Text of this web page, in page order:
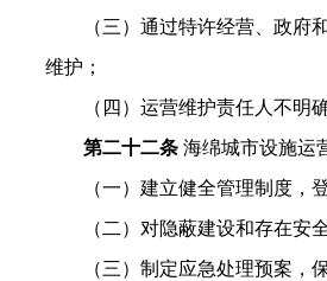
（三）通过特许经营、政
维护；
（四）运营维护责任人不明
第二十二条海绵城市设施运
（一）建立健全管理制度，
（二）对隐蔽建设和存在安
（三）制定应急处理预案，